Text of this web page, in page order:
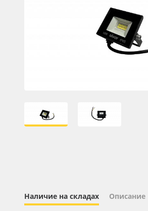
Листовые материалы
Клей, скотчи и крепёж
Сублимация и термотрансфер
Новинки ассортимента
Наличие на складах Описание